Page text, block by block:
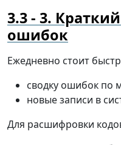
3.
ошибок
Ежедневно стоит
сводку ошибок по
новые записи в
Для расшифровки